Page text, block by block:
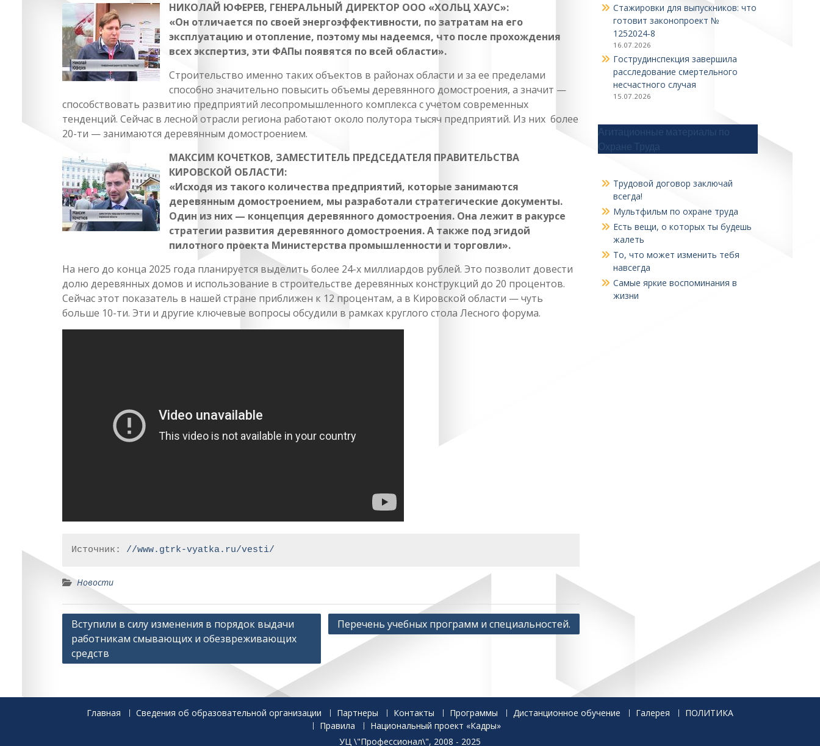
НИКОЛАЙ ЮФЕРЕВ, ГЕНЕРАЛЬНЫЙ ДИРЕКТОР ООО «ХОЛЬЦ ХАУС»:
«Он отличается по своей энергоэффективности, по затратам на его
эксплуатацию и отопление, поэтому мы надеемся, что после прохождения
всех экспертиз, эти ФАПы появятся по всей области».
Строительство именно таких объектов в районах области и за ее пределами
способно значительно повысить объемы деревянного домостроения, а значит —
способствовать развитию предприятий лесопромышленного комплекса с учетом современных
тенденций. Сейчас в лесной отрасли региона работают около полутора тысяч предприятий. Из них более
20-ти — занимаются деревянным домостроением.
МАКСИМ КОЧЕТКОВ, ЗАМЕСТИТЕЛЬ ПРЕДСЕДАТЕЛЯ ПРАВИТЕЛЬСТВА
КИРОВСКОЙ ОБЛАСТИ:
«Исходя из такого количества предприятий, которые занимаются
деревянным домостроением, мы разработали стратегические документы.
Один из них — концепция деревянного домостроения. Она лежит в ракурсе
стратегии развития деревянного домостроения. А также под эгидой
пилотного проекта Министерства промышленности и торговли».
На него до конца 2025 года планируется выделить более 24-х миллиардов рублей. Это позволит довести
долю деревянных домов и использование в строительстве деревянных конструкций до 20 процентов.
Сейчас этот показатель в нашей стране приближен к 12 процентам, а в Кировской области — чуть
больше 10-ти. Эти и другие ключевые вопросы обсудили в рамках круглого стола Лесного форума.
Источник: //www.gtrk-vyatka.ru/vesti/
Новости
Навигация
по
записям
Вступили в силу изменения в порядок выдачи
работникам смывающих и обезвреживающих
средств
Перечень учебных программ и специальностей.
Стажировки для выпускников: что
готовит законопроект №
1252024‑8
16.07.2026
Гострудинспекция завершила
расследование смертельного
несчастного случая
15.07.2026
Агитационные материалы по
Охране Труда
Трудовой договор заключай
всегда!
Мультфильм по охране труда
Есть вещи, о которых ты будешь
жалеть
То, что может изменить тебя
навсегда
Самые яркие воспоминания в
жизни
Главная Сведения об образовательной организации Партнеры Контакты Программы Дистанционное обучение Галерея
ПОЛИТИКА
Правила
Национальный проект «Кадры»
УЦ \"Профессионал\", 2008 - 2025